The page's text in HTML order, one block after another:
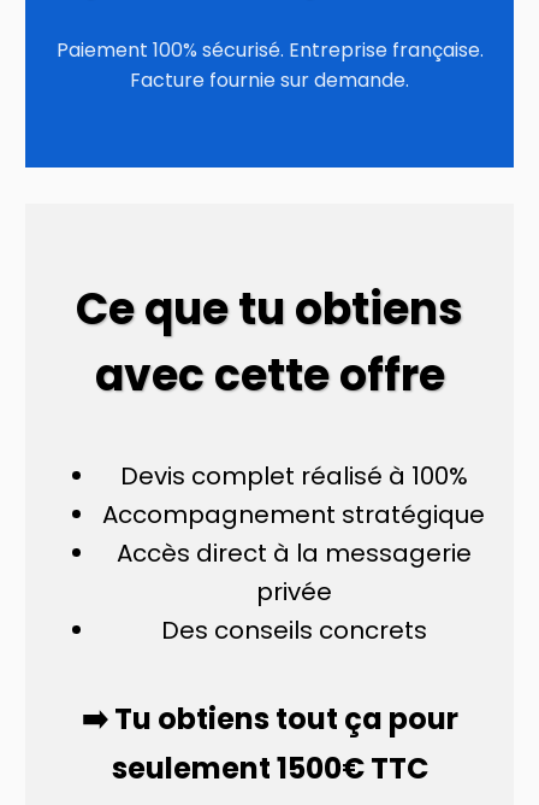
Paiement 100% sécurisé. Entreprise française.
Facture fournie sur demande.
Ce que tu obtiens
avec cette offre
Devis complet réalisé à 100%
Accompagnement stratégique
Accès direct à la messagerie
privée
Des conseils concrets
➡️ Tu obtiens tout ça pour
seulement 1500€ TTC